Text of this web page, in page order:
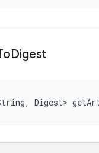
Digest
Digest>